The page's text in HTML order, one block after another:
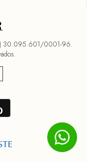
30.095.601/0001-96.